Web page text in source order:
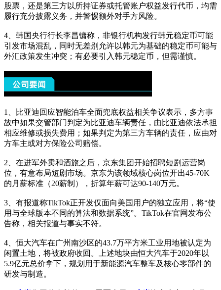
股票，还是第三方以所持证券或托管账户权益发行代币，均需
履行充分披露义务，并警惕额外对手方风险。
4、韩国央行行长李昌镛称，非银行机构发行韩元稳定币可能
引发市场混乱，同时无差别允许以韩元为基础的稳定币可能与
外汇政策发生冲突；有必要引入韩元稳定币，但需谨慎。
1、比亚迪回应智能泊车全面兜底权益相关争议表示，多方事
故中如果交管部门判定为比亚迪车辆责任，由比亚迪依法承担
相应维修或损失费用；如果判定为第三方车辆的责任，应由对
方车主或对方保险公司赔偿。
2、在进军外卖和酒旅之后，京东集团开始招聘短剧运营岗
位，有意布局短剧市场。京东为该领域核心岗位开出45-70K
的月薪标准（20薪制），折算年薪可达90-140万元。
3、有报道称TikTok正开发仅面向美国用户的独立应用，将“使
用与全球版本不同的算法和数据系统”。TikTok在官网发布公
告称，相关报道与事实不符。
4、恒大汽车在广州南沙区的43.7万平方米工业用地被认定为
闲置土地，将被政府收回。上述地块由恒大汽车于2020年以
5.9亿元总价拿下，规划用于新能源汽车整车及核心零部件的
研发与制造。